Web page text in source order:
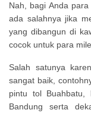
Nah, bagi Anda
ada salahnya jika
yang dibangun di
cocok untuk para
Salah satunya
sangat baik,
pintu tol
Bandung serta